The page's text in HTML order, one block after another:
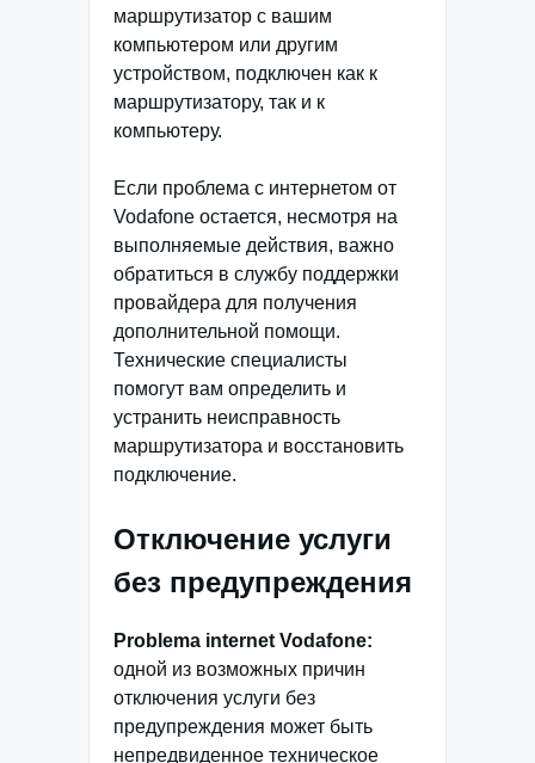
маршрутизатор с вашим
компьютером или другим
устройством, подключен как к
маршрутизатору, так и к
компьютеру.
Если проблема с интернетом от
Vodafone остается, несмотря на
выполняемые действия, важно
обратиться в службу поддержки
провайдера для получения
дополнительной помощи.
Технические специалисты
помогут вам определить и
устранить неисправность
маршрутизатора и восстановить
подключение.
Отключение услуги
без предупреждения
Problema internet Vodafone:
одной из возможных причин
отключения услуги без
предупреждения может быть
непредвиденное техническое